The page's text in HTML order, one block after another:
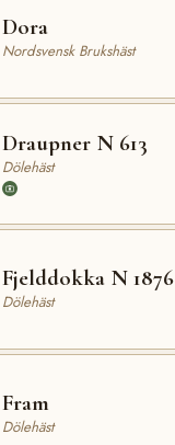
Dora
Nordsvensk Brukshäst
Draupner N 613
Dölehäst
Fjelddokka N 1876
Dölehäst
Fram
Dölehäst